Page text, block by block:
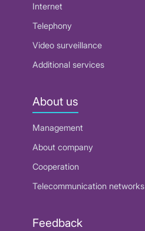
Internet
Telephony
Video surveillance
Additional services
About us
Management
About company
Cooperation
Telecommunication networks
Feedback